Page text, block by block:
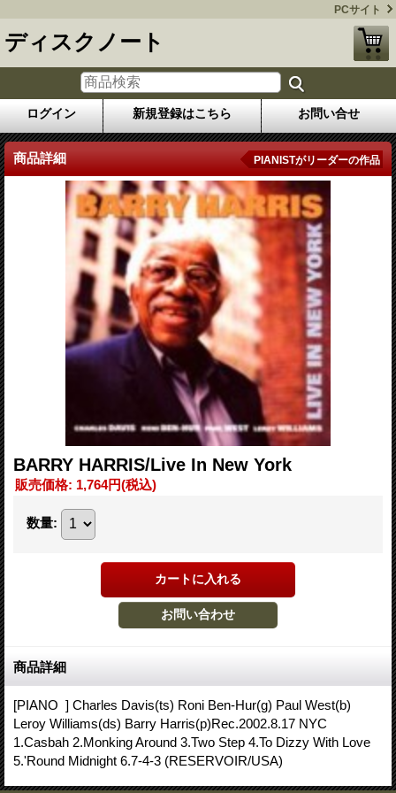
PCサイト
ディスクノート
ログイン 新規登録はこちら お問い合せ
商品詳細 PIANISTがリーダーの作品
BARRY HARRIS/Live In New York
販売価格: 1,764円(税込)
数量:
商品詳細
[PIANO ] Charles Davis(ts) Roni Ben-Hur(g) Paul West(b)
Leroy Williams(ds) Barry Harris(p)Rec.2002.8.17 NYC
1.Casbah 2.Monking Around 3.Two Step 4.To Dizzy With Love
5.'Round Midnight 6.7-4-3 (RESERVOIR/USA)